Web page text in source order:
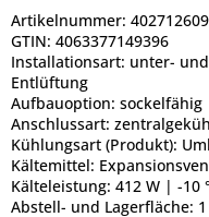
Artikelnummer: 402712609
GTIN: 4063377149396
Installationsart: unter-
Entlüftung
Aufbauoption: sockelfähig
Anschlussart:
Kühlungsart (Produkt):
Kältemittel:
Kälteleistung: 412 W | -10
Abstell- und Lagerfläche: